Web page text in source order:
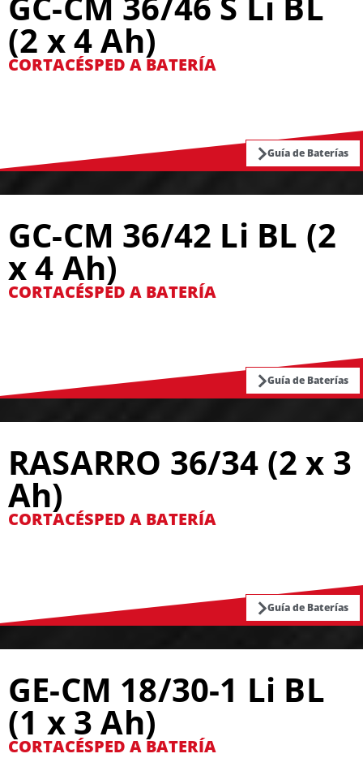
(2 x 4 Ah)
CORTACÉSPED A BATERÍA
Guía de Baterías
GC-CM 36/42 Li BL (2
x 4 Ah)
CORTACÉSPED A BATERÍA
Guía de Baterías
RASARRO 36/34 (2 x 3
Ah)
CORTACÉSPED A BATERÍA
Guía de Baterías
GE-CM 18/30-1 Li BL
(1 x 3 Ah)
CORTACÉSPED A BATERÍA